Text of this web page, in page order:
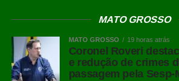
MATO GROSSO
MATO GROSSO 19 horas atrás
Coronel Roveri
e redução de crimes
passagem pela Sesp-